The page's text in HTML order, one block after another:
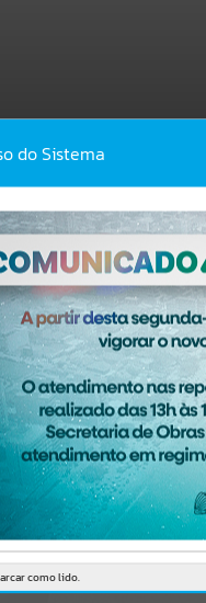
do Sistema
como lido.